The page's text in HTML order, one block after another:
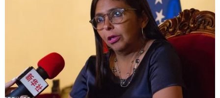
Vì vướng mặt bằng tại Công ty Vĩnh Phát khiến dự án Metro số 1
bị ách tắc và có nguy cơ phải bồi thường hàng tỷ mỗi ngày cho
đơn vị thi công. (Ảnh : Chí Tưởng-Hải Âu TTXVN)
Tuyến đường sắt đô thị số 1 Bến Thành-Suối
Tiên do Ban Quản lý đường sắt đô thị Tp. Hồ Chí